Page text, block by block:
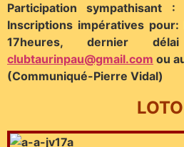
Participation sympathisant
Inscriptions impératives
17heures, dernier
clubtaurinpau@gmail.com ou
(Communiqué-Pierre Vidal)
LOTO